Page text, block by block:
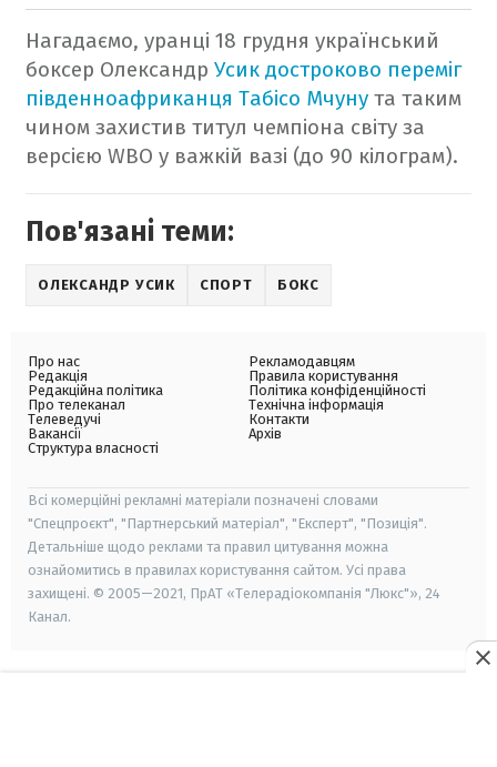
Нагадаємо, уранці 18 грудня український
боксер Олександр Усик достроково переміг
південноафриканця Табісо Мчуну та таким
чином захистив титул чемпіона світу за
версією WBO у важкій вазі (до 90 кілограм).
Пов'язані теми:
ОЛЕКСАНДР УСИК СПОРТ БОКС
Про нас
Редакція
Редакційна політика
Про телеканал
Телеведучі
Вакансії
Структура власності
Рекламодавцям
Правила користування
Політика конфіденційності
Технічна інформація
Контакти
Архів
Всі комерційні рекламні матеріали позначені словами
"Спецпроєкт", "Партнерський матеріал", "Експерт", "Позиція".
Детальніше щодо реклами та правил цитування можна
ознайомитись в правилах користування сайтом. Усі права
захищені. © 2005—2021, ПрАТ «Телерадіокомпанія "Люкс"», 24
Канал.